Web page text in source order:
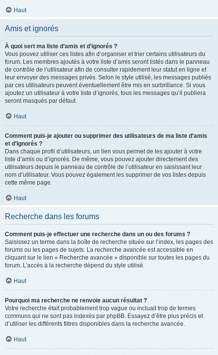
Haut
Amis et ignorés
À quoi sert ma liste d’amis et d’ignorés ?
Vous pouvez utiliser ces listes afin d’organiser et trier certains utilisateurs du
forum. Les membres ajoutés à votre liste d’amis seront listés dans le panneau
de contrôle de l’utilisateur afin de consulter rapidement leur statut en ligne et
leur envoyer des messages privés. Selon le style utilisé, les messages publiés
par ces utilisateurs peuvent éventuellement être mis en surbrillance. Si vous
ajoutez un utilisateur à votre liste d’ignorés, tous les messages qu’il publiera
seront masqués par défaut.
Haut
Comment puis-je ajouter ou supprimer des utilisateurs de ma liste d’amis
et d’ignorés ?
Dans chaque profil d’utilisateurs, un lien vous permet de les ajouter à votre
liste d’amis ou d’ignorés. De même, vous pouvez ajouter directement des
utilisateurs depuis le panneau de contrôle de l’utilisateur en saisissant leur
nom d’utilisateur. Vous pouvez également les supprimer de vos listes depuis
cette même page.
Haut
Recherche dans les forums
Comment puis-je effectuer une recherche dans un ou des forums ?
Saisissez un terme dans la boîte de recherche située sur l’index, les pages des
forums ou les pages de sujets. La recherche avancée est accessible en
cliquant sur le lien « Recherche avancée » disponible sur toutes les pages du
forum. L’accès à la recherche dépend du style utilisé.
Haut
Pourquoi ma recherche ne renvoie aucun résultat ?
Votre recherche était probablement trop vague ou incluait trop de termes
communs qui ne sont pas indexés par phpBB. Essayez d’être plus précis et
d’utiliser les différents filtres disponibles dans la recherche avancée.
Haut